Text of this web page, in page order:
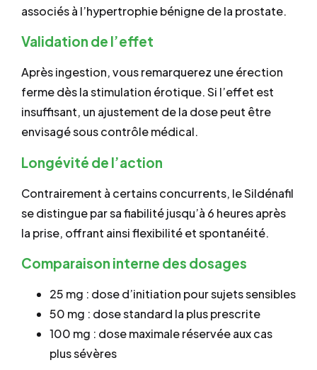
associés à l’hypertrophie bénigne de la prostate.
Validation de l’effet
Après ingestion, vous remarquerez une érection
ferme dès la stimulation érotique. Si l’effet est
insuffisant, un ajustement de la dose peut être
envisagé sous contrôle médical.
Longévité de l’action
Contrairement à certains concurrents, le Sildénafil
se distingue par sa fiabilité jusqu’à 6 heures après
la prise, offrant ainsi flexibilité et spontanéité.
Comparaison interne des dosages
25 mg : dose d’initiation pour sujets sensibles
50 mg : dose standard la plus prescrite
100 mg : dose maximale réservée aux cas
plus sévères